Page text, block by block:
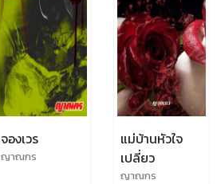
จองเวร
ญาณกร
แม่บ้านหัวใจ
เปลี่ยว
ญาณกร